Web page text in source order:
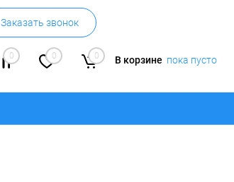
Заказать звонок
0 0 0 В корзине пока пусто